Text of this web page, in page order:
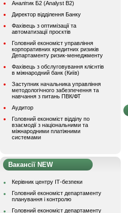
Аналітик Б2 (Analyst B2)
Директор відділення Банку
Фахівець з оптимізації та
автоматизації проєктів
Головний економіст управління
корпоративних кредитних ризиків
Департаменту ризик-менеджменту
Фахівець з обслуговування клієнтів
в міжнародний банк (Київ)
Заступник начальника управління
методологічного забезпечення та
навчання з питань ПВК/ФТ
Аудитор
Головний економіст відділу по
взаємодії з національними та
міжнародними платіжними
системами
Вакансії NEW
Керівник центру ІТ-безпеки
Головний економіст департаменту
планування і контролю
Головний економіст департаменту